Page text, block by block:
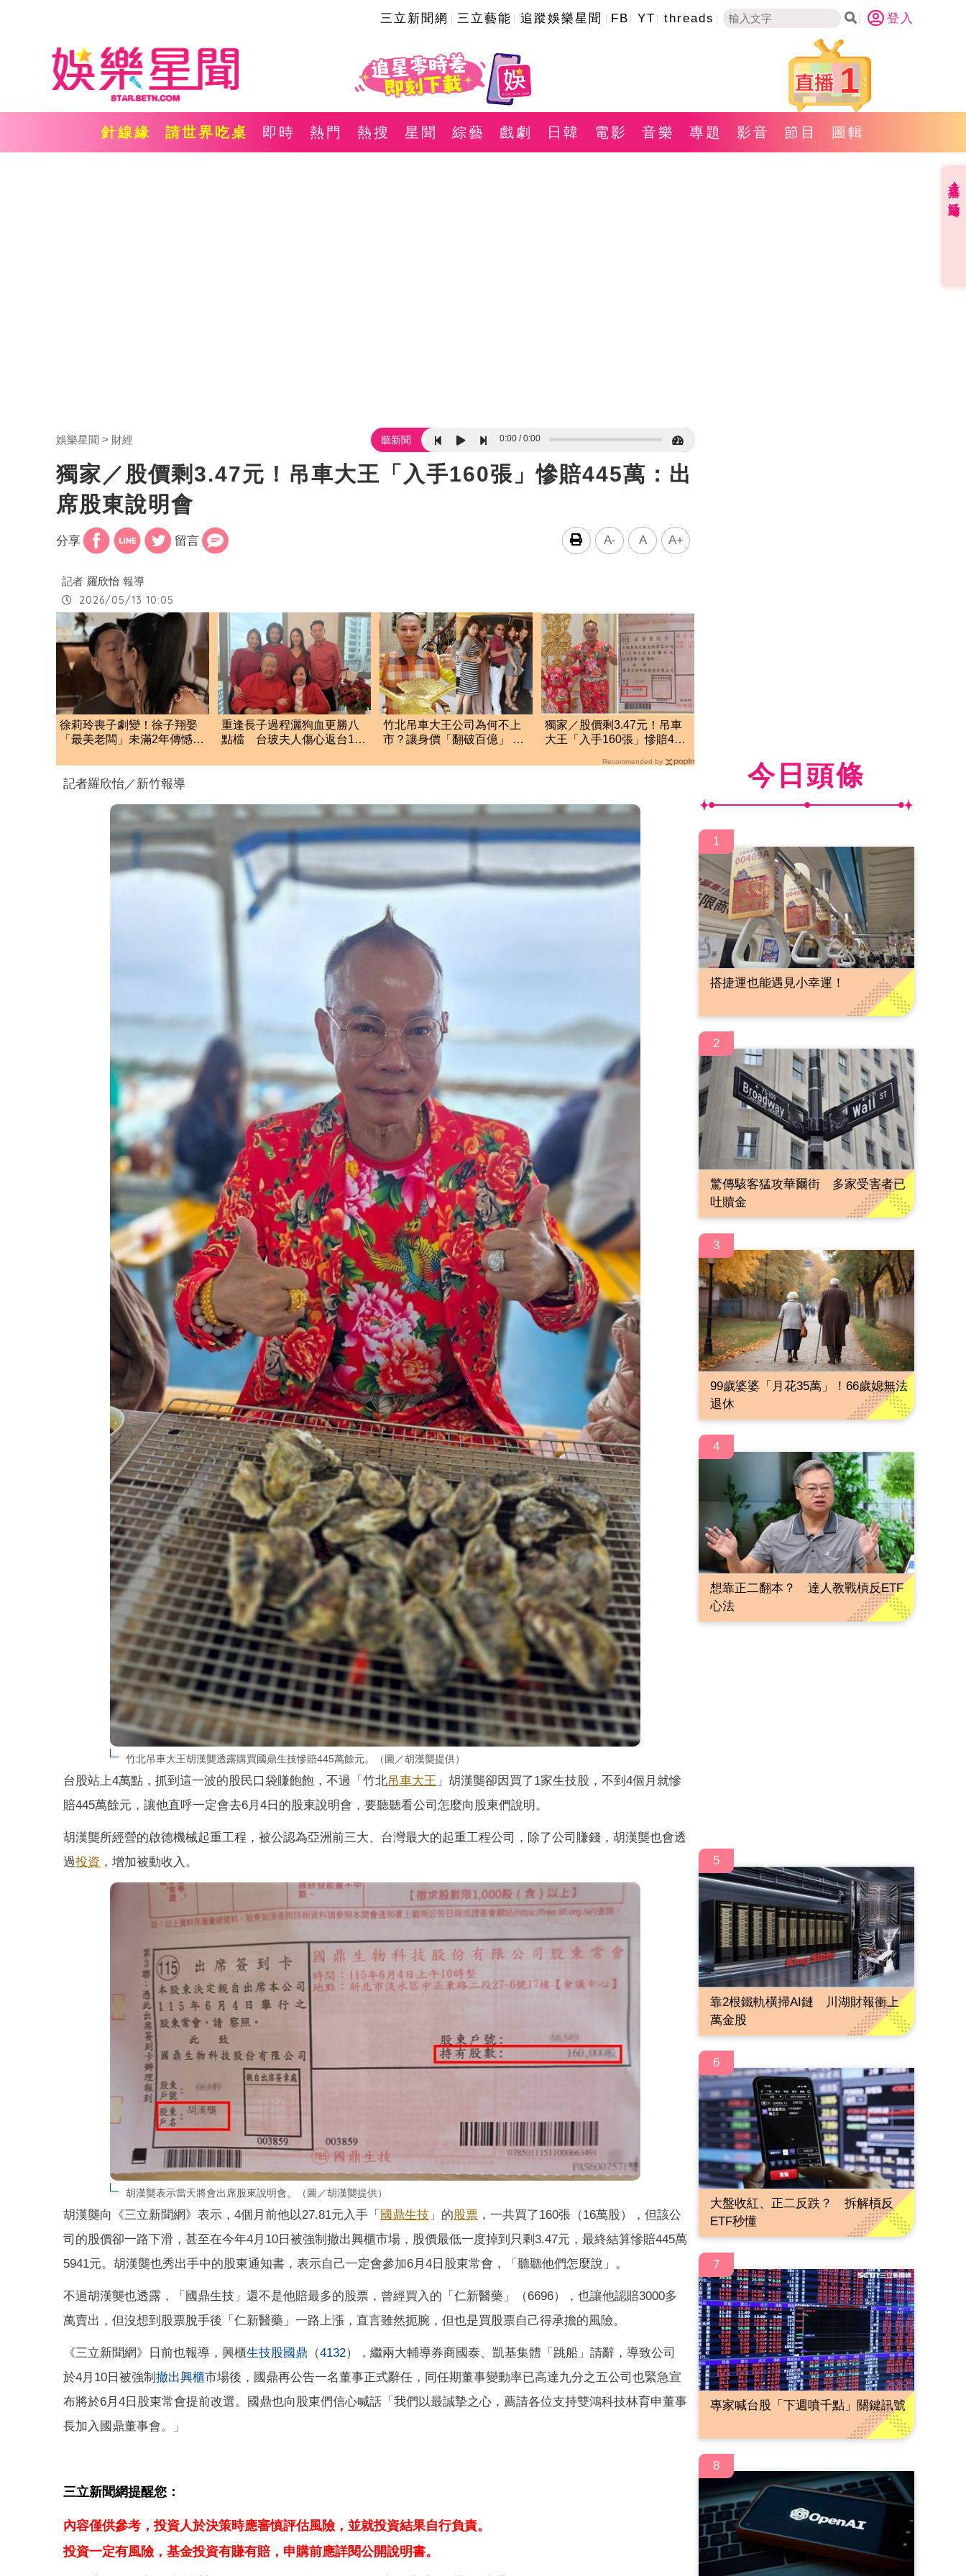
三立新聞網 三立藝能 追蹤娛樂星聞 FB YT threads 登入
1
針線緣 請世界吃桌 即時 熱門 熱搜 星聞 綜藝 戲劇 日韓 電影 音樂 專題 影音 節目 圖輯
娛樂星聞 財經 聽新聞 0:00 0:00
獨家／股價剩3.47元！吊車大王「入手160張」慘賠445萬：出
席股東說明會
分享 留言 A- A A+
記者 羅欣怡 報導
2026/05/13 10:05
徐莉玲喪子劇變！徐子翔娶
「最美老闆」未滿2年傳憾
重逢長子過程灑狗血更勝八
點檔 台玻夫人傷心返台13
竹北吊車大王公司為何不上
市？讓身價「翻破百億」 網
獨家／股價剩3.47元！吊車
大王「入手160張」慘賠445
Recommended by
記者羅欣怡／新竹報導
竹北吊車大王胡漢龑透露購買國鼎生技慘賠445萬餘元。（圖／胡漢龑提供）
台股站上4萬點，抓到這一波的股民口袋賺飽飽，不過「竹北吊車大王 」胡漢龑卻因買了1家生技股，不到4個月就慘
賠445萬餘元，讓他直呼一定會去6月4日的股東說明會，要聽聽看公司怎麼向股東們說明。
胡漢龑所經營的啟德機械起重工程，被公認為亞洲前三大、台灣最大的起重工程公司，除了公司賺錢，胡漢龑也會透
過投資 ，增加被動收入。
胡漢龑表示當天將會出席股東說明會。（圖／胡漢龑提供）
胡漢龑向《三立新聞網》表示，4個月前他以27.81元入手「 國鼎生技 」的股票 ，一共買了160張（16萬股），但該公
司的股價卻一路下滑，甚至在今年4月10日被強制撤出興櫃市場，股價最低一度掉到只剩3.47元，最終結算慘賠445萬
5941元。胡漢龑也秀出手中的股東通知書，表示自己一定會參加6月4日股東常會，「聽聽他們怎麼說」。
不過胡漢龑也透露，「國鼎生技」還不是他賠最多的股票，曾經買入的「仁新醫藥」（6696），也讓他認賠3000多
萬賣出，但沒想到股票脫手後「仁新醫藥」一路上漲，直言雖然扼腕，但也是買股票自己得承擔的風險。
《三立新聞網》日前也報導，興櫃生技股國鼎 （4132），繼兩大輔導券商國泰、凱基集體「跳船」請辭，導致公司
於4月10日被強制 撤出興櫃市場後，國鼎再公告一名董事正式辭任，同任期董事變動率已高達九分之五公司也緊急宣
布將於6月4日股東常會提前改選。國鼎也向股東們信心喊話「我們以最誠摯之心，薦請各位支持雙鴻科技林育申董事
長加入國鼎董事會。」
三立新聞網提醒您：
內容僅供參考，投資人於決策時應審慎評估風險，並就投資結果自行負責。
投資一定有風險，基金投資有賺有賠，申購前應詳閱公開說明書。
今日頭條
1
搭捷運也能遇見小幸運！
2
驚傳駭客猛攻華爾街 多家受害者已
吐贖金
3
99歲婆婆「月花35萬」！66歲媳無法
退休
4
想靠正二翻本？ 達人教戰槓反ETF
心法
5
靠2根鐵軌橫掃AI鏈 川湖財報衝上
萬金股
6
大盤收紅、正二反跌？ 拆解槓反
ETF秒懂
7
專家喊台股「下週噴千點」關鍵訊號
8
直播✦活動